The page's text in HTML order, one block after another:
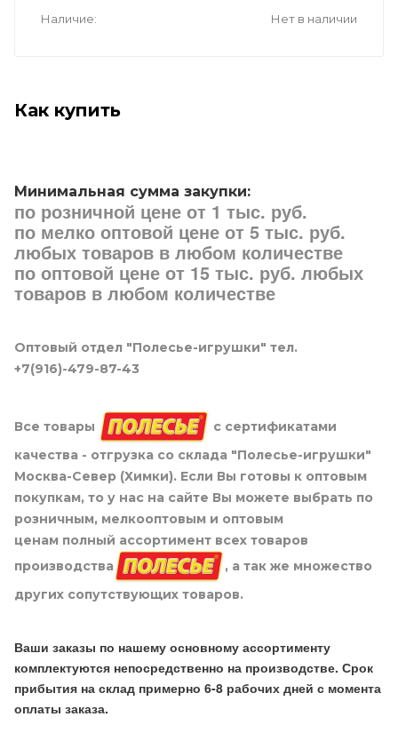
Наличие
Нет в наличии
Как купить
Минимальная сумма закупки:
по розничной цене от 1 тыс. руб.
по мелко оптовой цене от 5 тыс. руб.
любых товаров в любом количестве
по оптовой цене от 15 тыс. руб. любых
товаров в любом количестве
Оптовый отдел "Полесье-игрушки" тел.
+7(916)-479-87-43
Все товары
с сертификатами
качества - отгрузка со склада "Полесье-игрушки"
Москва-Север (Химки). Если Вы готовы к оптовым
покупкам, то у нас на сайте Вы можете выбрать по
розничным, мелкооптовым и оптовым
ценам полный ассортимент всех товаров
производства
, а так же множество
других сопутствующих товаров.
Ваши заказы по нашему основному ассортименту
комплектуются непосредственно на производстве. Срок
прибытия на склад примерно 6-8 рабочих дней с момента
оплаты заказа.